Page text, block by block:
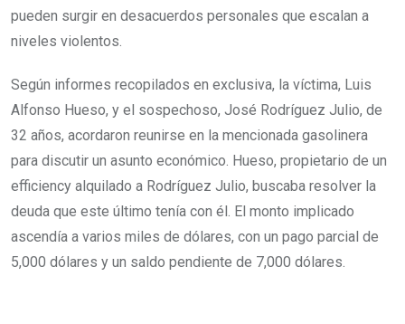
pueden surgir en desacuerdos personales que escalan a
niveles violentos.
Según informes recopilados en exclusiva, la víctima, Luis
Alfonso Hueso, y el sospechoso, José Rodríguez Julio, de
32 años, acordaron reunirse en la mencionada gasolinera
para discutir un asunto económico. Hueso, propietario de un
efficiency alquilado a Rodríguez Julio, buscaba resolver la
deuda que este último tenía con él. El monto implicado
ascendía a varios miles de dólares, con un pago parcial de
5,000 dólares y un saldo pendiente de 7,000 dólares.